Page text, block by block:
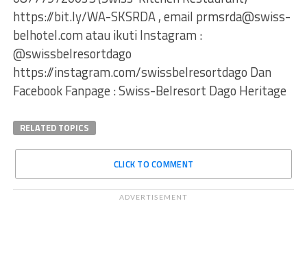
https://bit.ly/WA-SKSRDA , email prmsrda@swiss-
belhotel.comatau ikuti Instagram :
@swissbelresortdago
https://instagram.com/swissbelresortdago Dan
Facebook Fanpage : Swiss-Belresort Dago Heritage
RELATED TOPICS
CLICK TO COMMENT
ADVERTISEMENT